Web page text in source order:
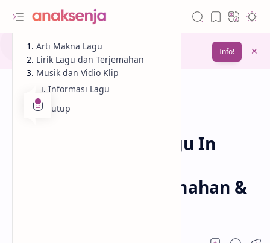
Gunakan fiturBookmark
bacaanmu di lain waktu
Info!
Lirik dan Makna Lagu In
OneRepublic (Terjemahan &
Arti Makna Lagu
Lirik Lagu dan Terjemahan
Musik dan Vidio Klip
Informasi Lagu
Penutup